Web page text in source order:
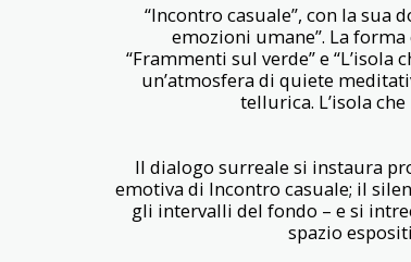
“Incontro casuale”, con la
emozioni umane”. La
“Frammenti sul verde” e
un’atmosfera di quiete
tellurica. L’isola
Il dialogo surreale si instaura
emotiva di Incontro casuale; il
gli intervalli del fondo – e si
spazio